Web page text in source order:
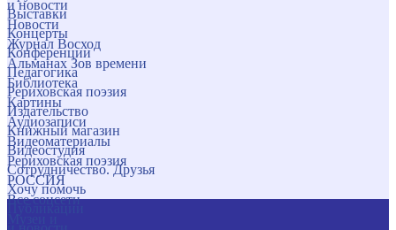
и новости
Новости
Журнал Восход
Альманах Зов времени
Библиотека
Картины
Аудиозаписи
Видеоматериалы
Рериховская поэзия
РОССИЯ
Все соцсети
Выставки
Концерты
Конференции
Педагогика
Рериховская поэзия
Издательство
Книжный магазин
Видеостудия
Сотрудничество. Друзья
Хочу помочь